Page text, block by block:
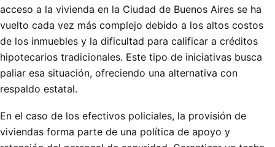
acceso a la vivienda en la Ciudad de Buenos Aires se ha
vuelto cada vez más complejo debido a los altos costos
de los inmuebles y la dificultad para calificar a créditos
hipotecarios tradicionales. Este tipo de iniciativas busca
paliar esa situación, ofreciendo una alternativa con
respaldo estatal.
En el caso de los efectivos policiales, la provisión de
viviendas forma parte de una política de apoyo y